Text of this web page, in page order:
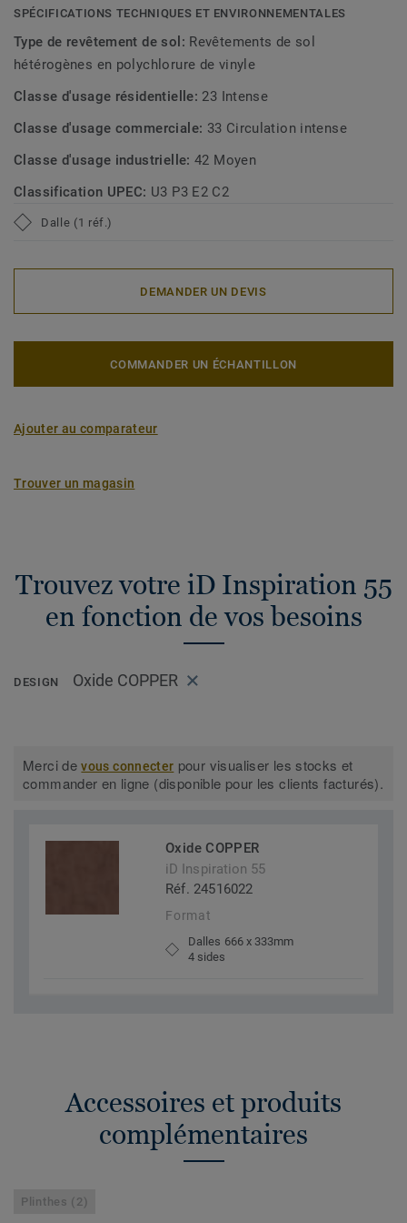
SPÉCIFICATIONS TECHNIQUES ET ENVIRONNEMENTALES
Type de revêtement de sol: Revêtements de sol
hétérogènes en polychlorure de vinyle
Classe d'usage résidentielle: 23 Intense
Classe d'usage commerciale: 33 Circulation intense
Classe d'usage industrielle:42 Moyen
Classification UPEC: U3 P3 E2 C2
Dalle (1 réf.)
DEMANDER UN DEVIS
COMMANDER UN ÉCHANTILLON
Ajouter au comparateur
Trouver un magasin
Trouvez votre iD Inspiration 55
en fonction de vos besoins
DESIGN Oxide COPPER
Merci devous connecter pour visualiser les stocks et
commander en ligne (disponible pour les clients facturés).
Oxide COPPER
iD Inspiration 55
Réf. 24516022
Format
Dalles 666 x 333mm
4 sides
Accessoires et produits
complémentaires
Plinthes (2)